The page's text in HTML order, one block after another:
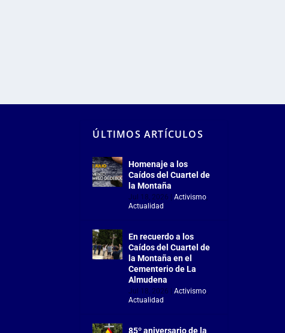
ÚLTIMOS ARTÍCULOS
Homenaje a los
Caídos del Cuartel de
la Montaña
Jul 18, 2026 |Activismo,
Actualidad
En recuerdo a los
Caídos del Cuartel de
la Montaña en el
Cementerio de La
Almudena
Jul 18, 2026 |Activismo,
Actualidad
85º aniversario de la